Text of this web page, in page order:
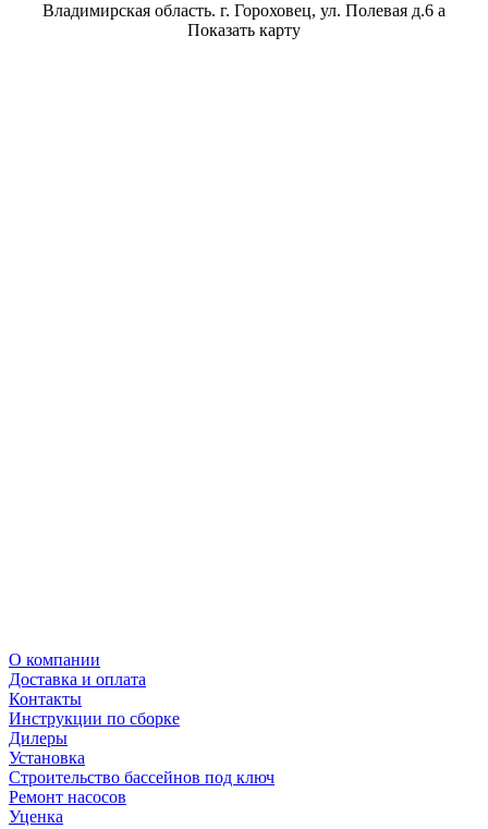
Владимирская область. г. Гороховец, ул. Полевая д.6 а
Показать карту
О компании
Доставка и оплата
Контакты
Инструкции по сборке
Дилеры
Установка
Строительство бассейнов под ключ
Ремонт насосов
Уценка